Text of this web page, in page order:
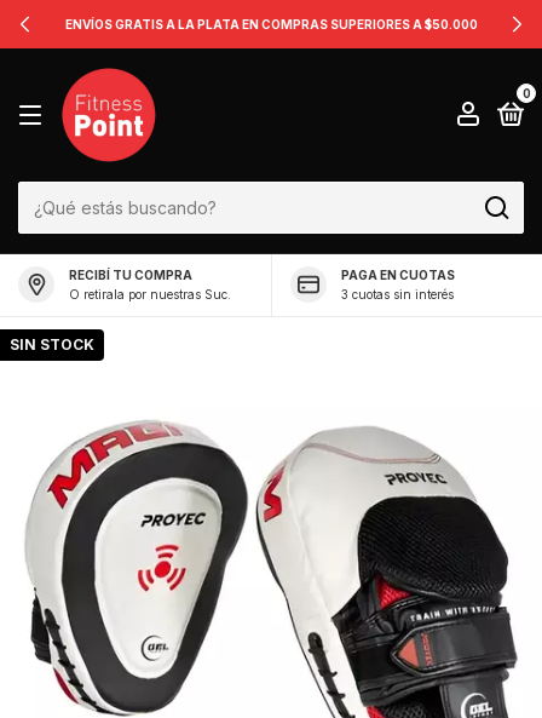
ENVÍOS GRATIS A LA PLATA EN COMPRAS SUPERIORES A $50.000
0
RECIBÍ TU COMPRA
O retirala por nuestras Suc.
PAGA EN CUOTAS
3 cuotas sin interés
SIN STOCK